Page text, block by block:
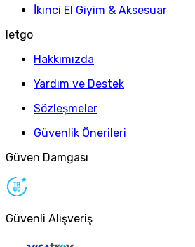
İkinci El Giyim & Aksesuar
letgo
Hakkımızda
Yardım ve Destek
Sözleşmeler
Güvenlik Önerileri
Güven Damgası
Güvenli Alışveriş